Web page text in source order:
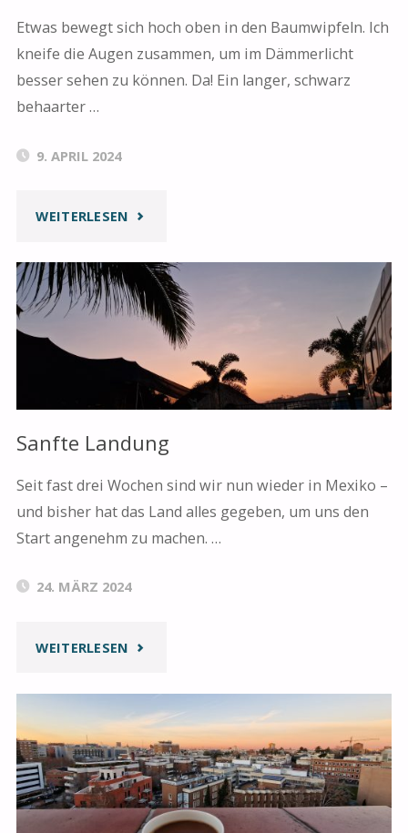
Etwas bewegt sich hoch oben in den Baumwipfeln. Ich
kneife die Augen zusammen, um im Dämmerlicht
besser sehen zu können. Da! Ein langer, schwarz
behaarter …
9. APRIL 2024
WEITERLESEN "PARALLELWELTEN"
Sanfte Landung
Seit fast drei Wochen sind wir nun wieder in Mexiko –
und bisher hat das Land alles gegeben, um uns den
Start angenehm zu machen. …
24. MÄRZ 2024
WEITERLESEN "SANFTE
LANDUNG"